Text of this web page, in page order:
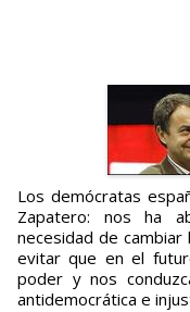
Los demócratas españoles tenemos algo que agradecer a
Zapatero: nos ha
necesidad de cambiar
evitar que en el
poder y nos
antidemocrática e